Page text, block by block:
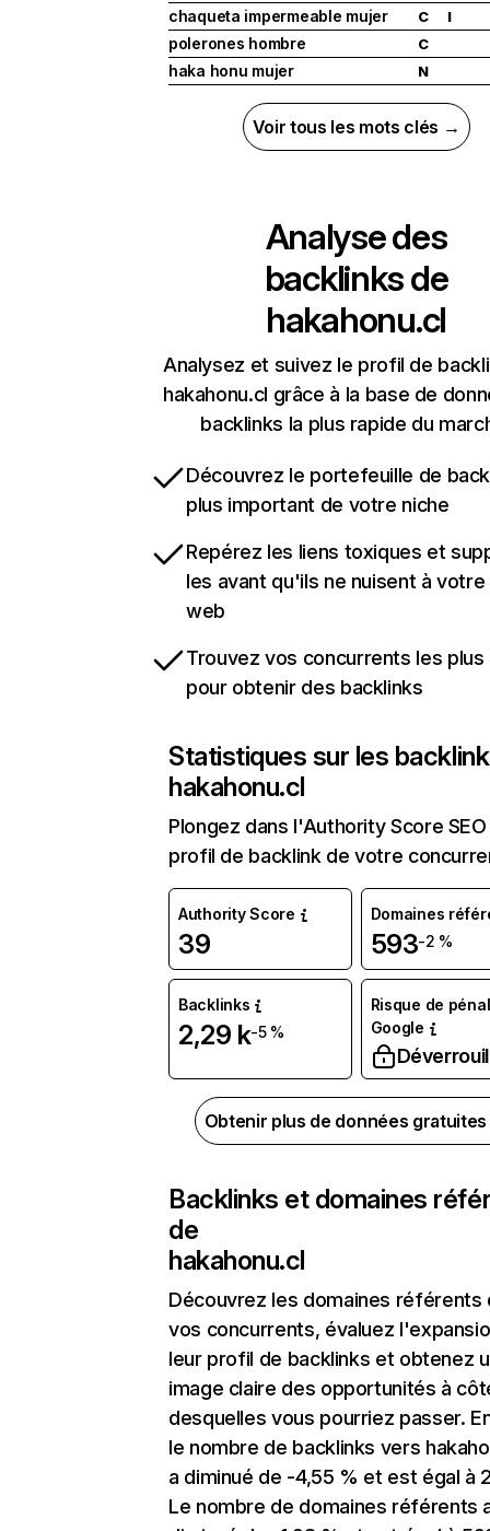
chaqueta impermeable mujer C I
polerones hombre C
haka honu mujer N
Voir tous les mots clés →
Analyse des
backlinks de
hakahonu.cl
Analysez et suivez le profil de
hakahonu.cl grâce à la base de
backlinks la plus rapide du
Découvrez le portefeuille de
plus important de votre niche
Repérez les liens toxiques et
les avant qu'ils ne nuisent à
web
Trouvez vos concurrents les
pour obtenir des backlinks
Statistiques sur les
hakahonu.cl
Plongez dans l'Authority Score
profil de backlink de votre
Authority Score
39
Domaines
593-2 %
Backlinks
2,29 k-5 %
Risque de
Google
Obtenir plus de données
Backlinks et domaines
de
hakahonu.cl
Découvrez les domaines référents
vos concurrents, évaluez
leur profil de backlinks et obtenez
image claire des opportunités à
desquelles vous pourriez passer.
le nombre de backlinks vers
a diminué de -4,55 % et est égal à
Le nombre de domaines référents